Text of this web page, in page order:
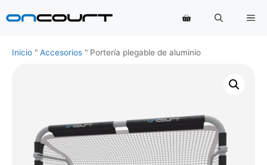
al
Inicio " Accesorios " Portería plegable de aluminio